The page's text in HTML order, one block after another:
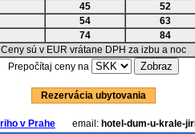
45 52
54 63
74 84
Ceny sú v EUR vrátane DPH za izbu a noc
Prepočítaj ceny na
Rezervácia ubytovania
v Prahe email: hotel-dum-u-krale-